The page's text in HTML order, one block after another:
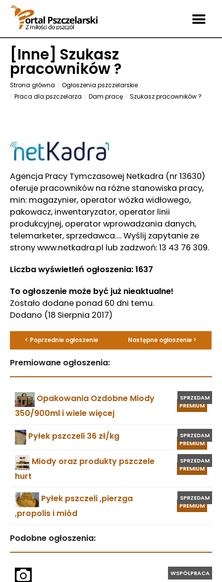
[Inne] Szukasz
pracowników ?
Strona główna
Ogłoszenia pszczelarskie
Praca dla pszczelarza
Dam pracę Szukasz pracowników ?
Agencja Pracy Tymczasowej Netkadra (nr 13630)
oferuje pracowników na różne stanowiska pracy,
min: magazynier, operator wózka widłowego,
pakowacz, inwentaryzator, operator linii
produkcyjnej, operator wprowadzania danych,
telemarketer, sprzedawca…. Wyślij zapytanie ze
strony www.netkadra.pl lub zadzwoń: 13 43 76 309.
Liczba wyświetleń ogłoszenia: 1637
To ogłoszenie może być już nieaktualne!
Zostało dodane ponad 60 dni temu.
Dodano (18 Sierpnia 2017)
< Poprzednie ogłoszenie Następne ogłoszenie >
Premiowane ogłoszenia:
PREMIUM
SPRZEDAM
Opakowania Ozdobne Miody
350/900ml i wiele więcej
PREMIUM
SPRZEDAM
Pyłek pszczeli 36 zł/kg
PREMIUM
SPRZEDAM
Miody oraz produkty pszczele
hurt
PREMIUM
SPRZEDAM
Pyłek pszczeli ,pierzga
,propolis i miód
Podobne ogłoszenia:
WSPÓŁPRACA